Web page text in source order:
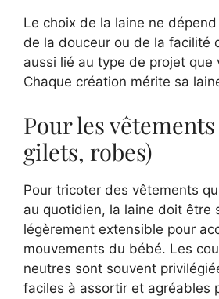
Le choix de la laine ne
de la douceur ou de la facilité
aussi lié au type de projet que
Chaque création mérite sa
Pour les
gilets, robes)
Pour tricoter des vêtements
au quotidien, la laine doit être
légèrement extensible pour
mouvements du bébé. Les
neutres sont souvent
faciles à assortir et agréables